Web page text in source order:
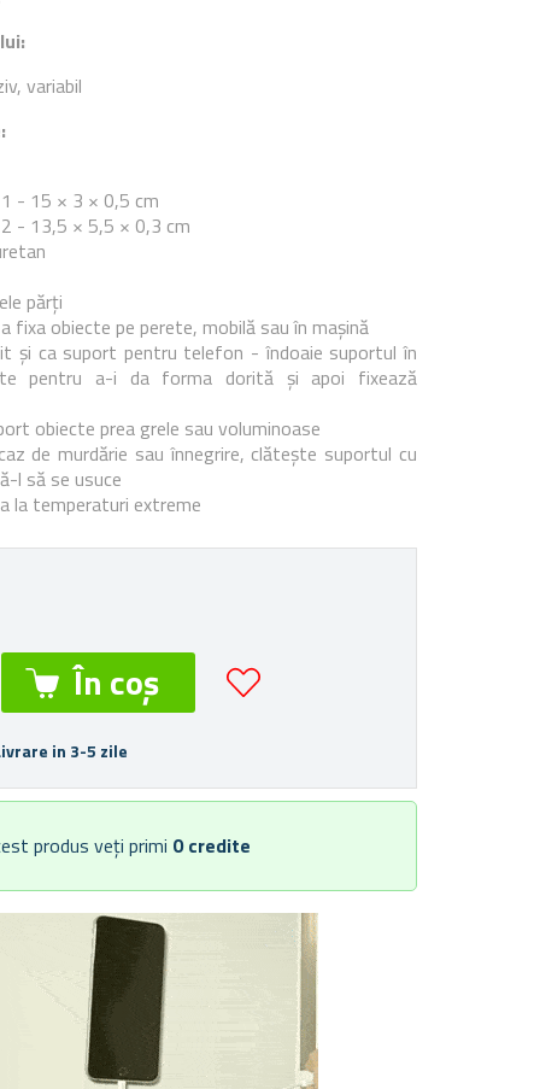
variabil
- 15 × 3 × 0,5 cm
- 13,5 × 5,5 × 0,3 cm
părți
fixa obiecte pe perete, mobilă sau în mașină
și ca suport pentru telefon - îndoaie suportul în
pentru a-i da forma dorită și apoi fixează
obiecte prea grele sau voluminoase
de murdărie sau înnegrire, clătește suportul cu
l să se usuce
la temperaturi extreme
in 3-5 zile
produs veți primi 0 credite